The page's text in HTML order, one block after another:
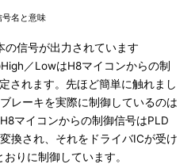
名と意味
信号が出力されています
High／LowはH8マイコンからの制
されます。先ほど簡単に触れまし
レーキを実際に制御しているのは
マイコンからの制御信号はPLD
換され、それをドライバICが受け
りに制御しています。